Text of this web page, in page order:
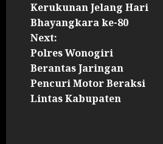
Kerukunan Jelang Hari
Bhayangkara ke-80
Next:
Polres Wonogiri
Berantas Jaringan
Pencuri Motor Beraksi
Lintas Kabupaten